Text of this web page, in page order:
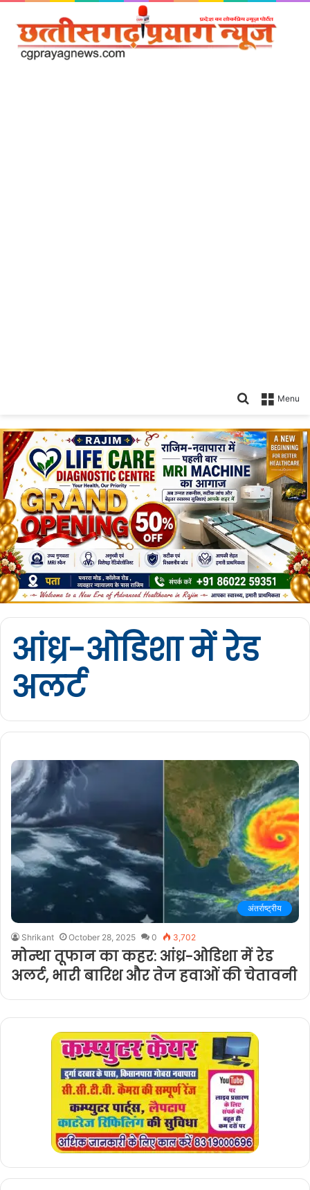
Menu
Search
आंध्र-ओडिशा में रेड
अलर्ट
अंतर्राष्ट्रीय
Shrikant October 28, 2025 0 3,702
मोन्था तूफान का कहर: आंध्र-ओडिशा में रेड
अलर्ट, भारी बारिश और तेज हवाओं की चेतावनी